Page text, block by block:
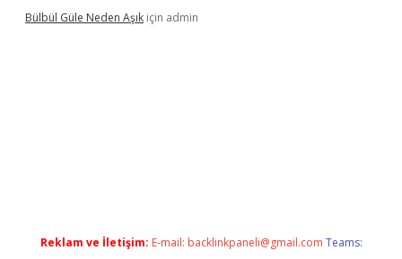
Bülbül Güle Neden Aşık için admin
Reklam ve İletişim: E-mail: backlinkpaneli@gmail.com Teams: